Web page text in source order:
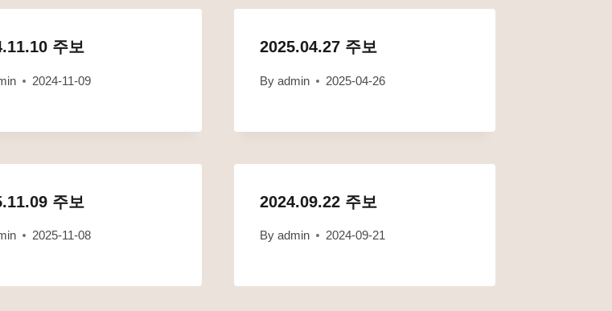
주보
2024-11-09
2025.04.27 주보
By admin 2025-04-26
주보
2025-11-08
2024.09.22 주보
By admin 2024-09-21